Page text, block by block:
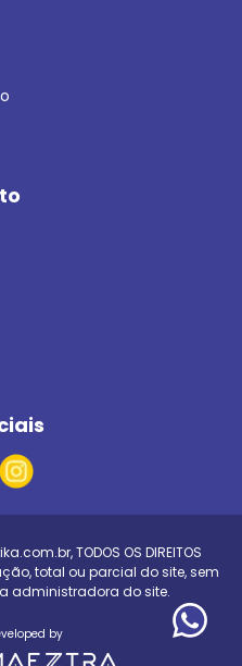
, TODOS OS DIREITOS
total ou parcial do site, sem
administradora do site.
by